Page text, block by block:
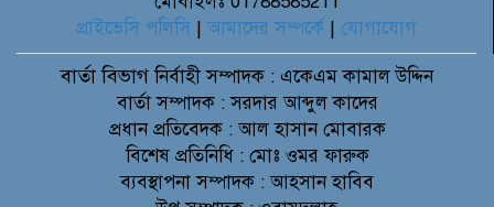
প্রাইভেসি পলিসি | আমাদের সম্পর্কে | যোগাযোগ
বার্তা বিভাগনির্বাহী সম্পাদক : একেএম কামাল উদ্দিন
বার্তা সম্পাদক : সরদার আব্দুল কাদের
প্রধান প্রতিবেদক : আল হাসান মোবারক
বিশেষ প্রতিনিধি : মোঃ ওমর ফারুক
ব্যবস্থাপনা সম্পাদক : আহসান হাবিব